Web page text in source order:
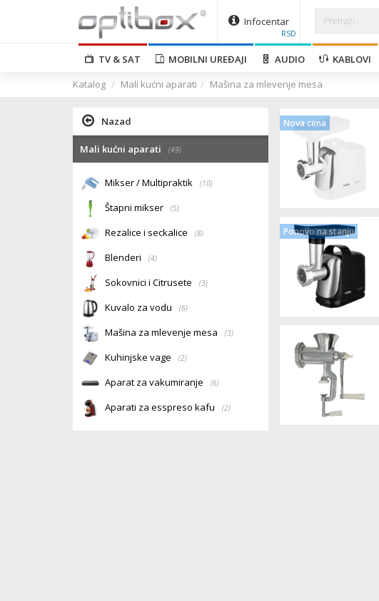
Infocentar
RSD
TV & SAT MOBILNI UREĐAJI AUDIO KABLOVI
Katalog
Mali kućni aparati Mašina za mlevenje mesa
Nazad
Mali kućni aparati (49)
Mikser / Multipraktik (10)
Štapni mikser (5)
Rezalice i seckalice (8)
Blenderi (4)
Sokovnici i Citrusete (3)
Kuvalo za vodu (6)
Mašina za mlevenje mesa (3)
Kuhinjske vage (2)
Aparat za vakumiranje (6)
Aparati za esspreso kafu (2)
Nova cena
Ponovo na stanju